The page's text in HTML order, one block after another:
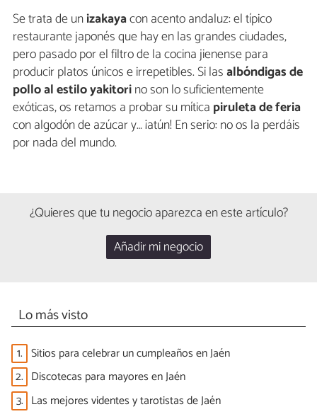
Se trata de unizakayacon acento andaluz: el típico
restaurante japonés que hay en las grandes ciudades,
pero pasado por el filtro de la cocina jienense para
producir platos únicos e irrepetibles. Si lasalbóndigas de
pollo al estilo yakitorino son lo suficientemente
exóticas, os retamos a probar su mítica piruleta de feria
con algodón de azúcar y… ¡atún! En serio: no os la perdáis
por nada del mundo.
¿Quieres que tu negocio aparezca en este artículo?
Añadir mi negocio
Lo más visto
1. Sitios para celebrar un cumpleaños en Jaén
2. Discotecas para mayores en Jaén
3. Las mejores videntes y tarotistas de Jaén